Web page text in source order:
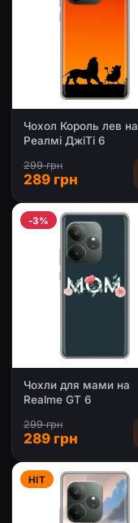
Чохол Король лев на
Реалмі ДжіТі 6
299 грн
289 грн
-3%
Чохли для мами на
Realme GT 6
299 грн
289 грн
HIT